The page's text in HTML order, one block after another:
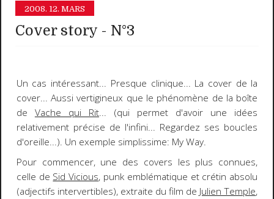
2008. 12. MARS
Cover story - N°3
Un cas intéressant... Presque clinique... La coverde la
cover... Aussi vertigineux que le phénomène de la boîte
de Vache qui Rit... (qui permet d'avoir une idées
relativement précise de l'infini... Regardez ses boucles
d'oreille...). Un exemple simplissime: My Way.
Pour commencer, une des covers les plus connues,
celle de Sid Vicious, punk emblématique et crétin absolu
(adjectifs intervertibles), extraite du film de Julien Temple,